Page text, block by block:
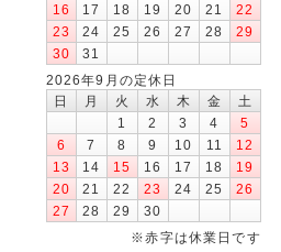
16
17 18 19 20 21
22
23
24 25 26 27 28
29
30
31
2026年9月の定休日
日
月 火 水 木 金
土
1
2 3 4
5
6
7 8 9 10 11
12
13
14 15 16 17 18
19
20
21 22 23 24 25
26
27
28 29
30
※赤字は休業日です